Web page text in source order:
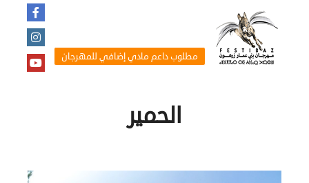
مطلوب داعم مادي إضافي للمهرجان
الحمير